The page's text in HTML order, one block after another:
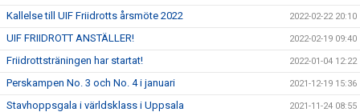
Kallelse till UIF Friidrotts årsmöte 2022 2022-02-22 20:10
UIF FRIIDROTT ANSTÄLLER! 2022-02-19 09:40
Friidrottsträningen har startat! 2022-01-04 12:22
Perskampen No. 3 och No. 4 i januari 2021-12-19 15:36
Stavhoppsgala i världsklass i Uppsala 2021-11-24 08:55